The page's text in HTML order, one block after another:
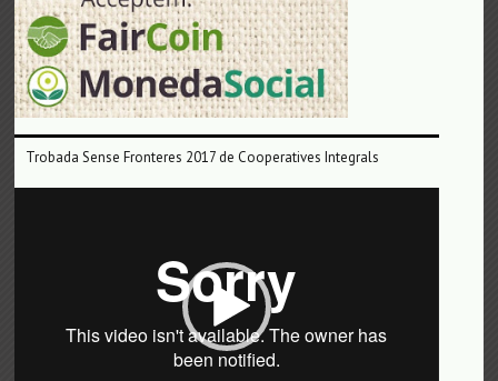
Trobada Sense Fronteres 2017 de Cooperatives Integrals